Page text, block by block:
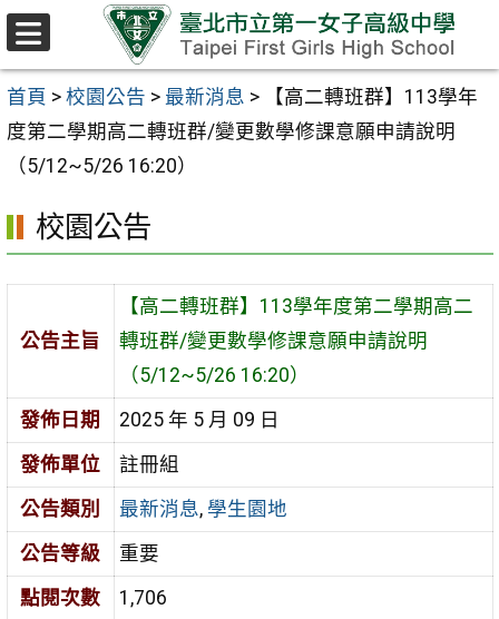
跳至主要內容區
首頁 > 校園公告 > 最新消息 >
【高二轉班群】113學年
度第二學期高二轉班群/變更數學修課意願申請說明
（5/12~5/26 16:20）
校園公告
公告主旨
【高二轉班群】113學年度第二學期高二
轉班群/變更數學修課意願申請說明
（5/12~5/26 16:20）
發佈日期
2025 年 5 月 09 日
發佈單位
註冊組
公告類別
最新消息, 學生園地
公告等級
重要
點閱次數
1,706
選
單